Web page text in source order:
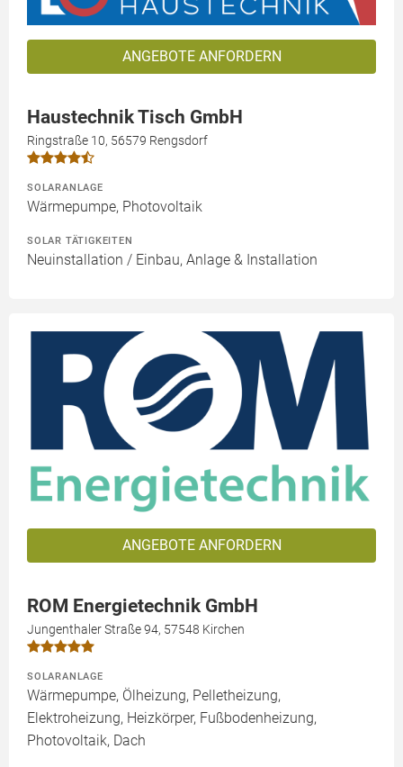
ANGEBOTE ANFORDERN
Haustechnik Tisch GmbH
Ringstraße 10, 56579 Rengsdorf
SOLARANLAGE
Wärmepumpe, Photovoltaik
SOLAR TÄTIGKEITEN
Neuinstallation / Einbau, Anlage & Installation
ANGEBOTE ANFORDERN
ROM Energietechnik GmbH
Jungenthaler Straße 94, 57548 Kirchen
SOLARANLAGE
Wärmepumpe, Ölheizung, Pelletheizung,
Elektroheizung, Heizkörper, Fußbodenheizung,
Photovoltaik, Dach